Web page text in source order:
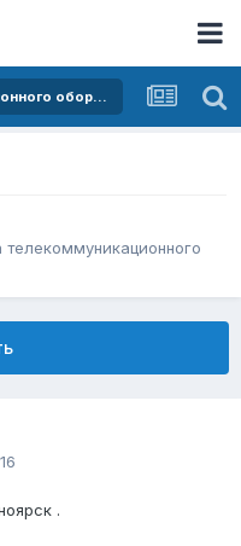
Покупка и продажа телекоммуникационного оборудования
.